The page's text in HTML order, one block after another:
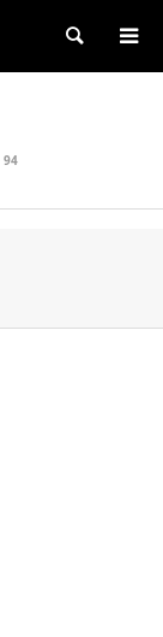
Search
94